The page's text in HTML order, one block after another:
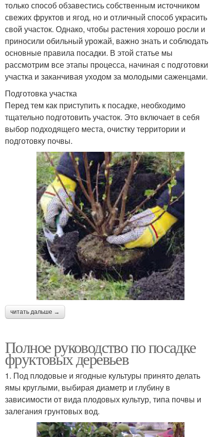
только способ обзавестись собственным источником
свежих фруктов и ягод, но и отличный способ украсить
свой участок. Однако, чтобы растения хорошо росли и
приносили обильный урожай, важно знать и соблюдать
основные правила посадки. В этой статье мы
рассмотрим все этапы процесса, начиная с подготовки
участка и заканчивая уходом за молодыми саженцами.
Подготовка участка
Перед тем как приступить к посадке, необходимо
тщательно подготовить участок. Это включает в себя
выбор подходящего места, очистку территории и
подготовку почвы.
читать дальше →
Полное руководство по посадке
фруктовых деревьев
1. Под плодовые и ягодные культуры принято делать
ямы круглыми, выбирая диаметр и глубину в
зависимости от вида плодовых культур, типа почвы и
залегания грунтовых вод.